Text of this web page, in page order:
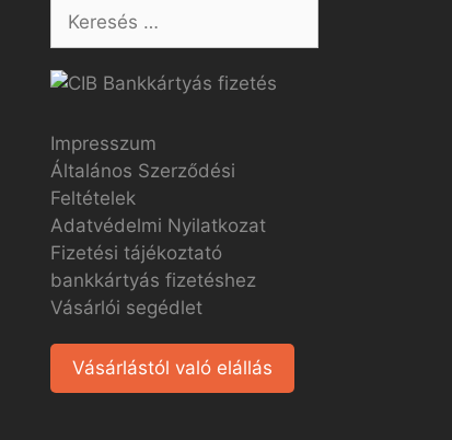
Impresszum
Általános Szerződési
Feltételek
Adatvédelmi Nyilatkozat
Fizetési tájékoztató
bankkártyás fizetéshez
Vásárlói segédlet
Vásárlástól való elállás